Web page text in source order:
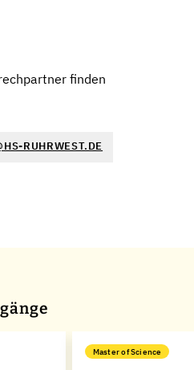
finden
RUHRWEST.DE
Master of Science